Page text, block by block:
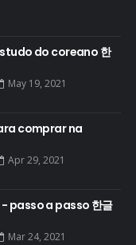
do coreano 한
May 19, 2021
comprar na
Apr 29, 2021
passo a passo 한글
Mar 24, 2021